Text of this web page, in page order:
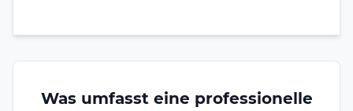
Was umfasst eine professionelle